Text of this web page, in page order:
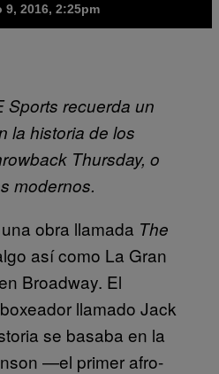
9, 2016, 2:25pm
Sports recuerda un
la historia de los
Thursday, o
modernos.
obra llamada The
así como La Gran
Broadway. El
llamado Jack
se basaba en la
—el primer afro-